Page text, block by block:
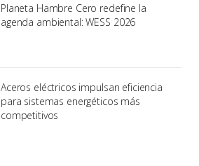
Planeta Hambre Cero redefine la
agenda ambiental: WESS 2026
Aceros eléctricos impulsan eficiencia
para sistemas energéticos más
competitivos